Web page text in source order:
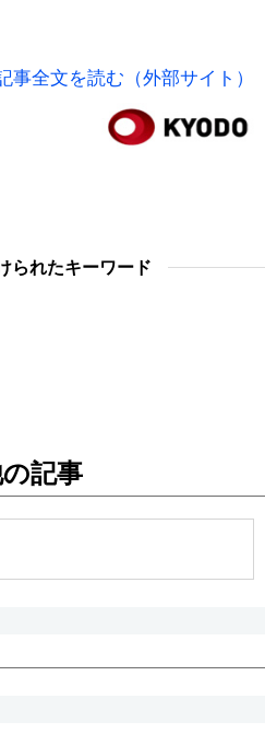
式SNS
事全文を読む（外部サイト）
られたキーワード
記事